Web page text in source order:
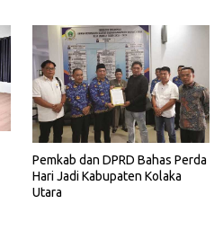
Pemkab dan DPRD Bahas Perda
Hari Jadi Kabupaten Kolaka
Utara